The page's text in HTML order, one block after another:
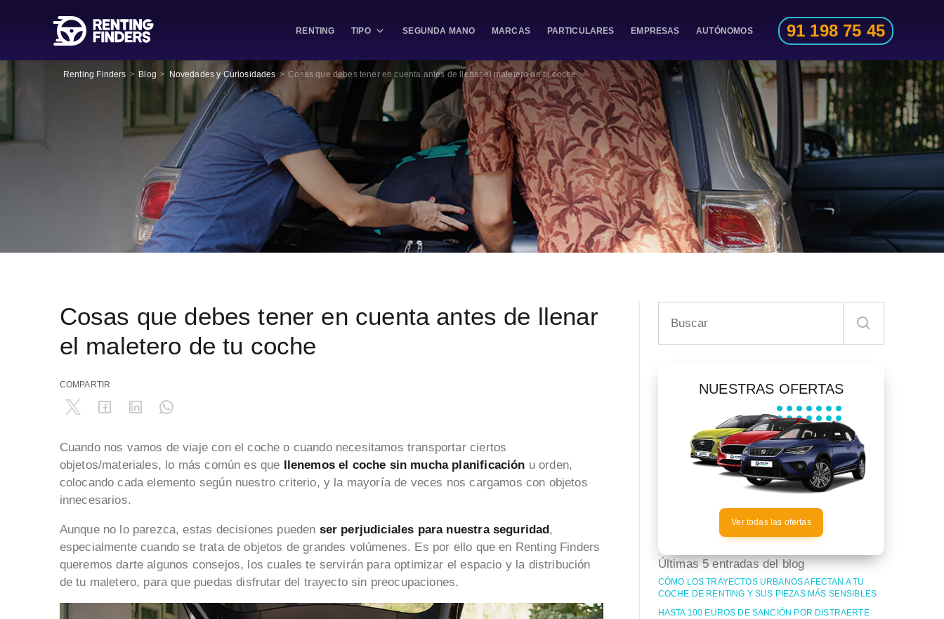
RENTING TIPO SEGUNDA MANO MARCAS PARTICULARES EMPRESAS AUTÓNOMOS 91 198 75 45
Renting Finders > Blog > Novedades y Curiosidades > Cosas que debes tener en cuenta antes de llenar el maletero de tu coche
Cosas que debes tener en cuenta antes de llenar
el maletero de tu coche
COMPARTIR
Cuando nos vamos de viaje con el coche o cuando necesitamos transportar ciertos
objetos/materiales, lo más común es que llenemos el coche sin mucha planificación u orden,
colocando cada elemento según nuestro criterio, y la mayoría de veces nos cargamos con objetos
innecesarios.
Aunque no lo parezca, estas decisiones pueden ser perjudiciales para nuestra seguridad,
especialmente cuando se trata de objetos de grandes volúmenes. Es por ello que en Renting Finders
queremos darte algunos consejos, los cuales te servirán para optimizar el espacio y la distribución
de tu maletero, para que puedas disfrutar del trayecto sin preocupaciones.
NUESTRAS OFERTAS
Ver todas las ofertas
Últimas 5 entradas del blog
CÓMO LOS TRAYECTOS URBANOS AFECTAN A TU
COCHE DE RENTING Y SUS PIEZAS MÁS SENSIBLES
HASTA 100 EUROS DE SANCIÓN POR DISTRAERTE